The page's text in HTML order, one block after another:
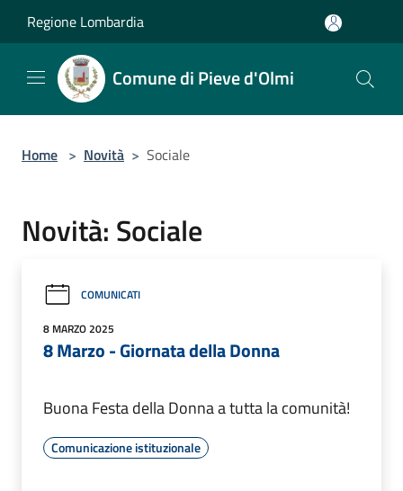
Regione Lombardia
Comune di Pieve d'Olmi
Home > Novità > Sociale
Novità: Sociale
COMUNICATI
8 MARZO 2025
8 Marzo - Giornata della Donna
Buona Festa della Donna a tutta la comunità!
Comunicazione istituzionale